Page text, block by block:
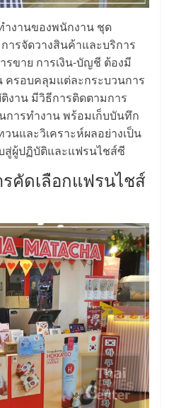
ำงานของพนักงาน ชุด
ารจัดวางสินค้าและบริการ
ขาย การเงิน-บัญชี ต้องมี
ครอบคลุมแต่ละกระบวนการ
งาน มีวิธีการติดตามการ
การทำงาน พร้อมเก็บบันทึก
นและวิเคราะห์ผลอย่างเป็น
สู่ผู้ปฏิบัติและแฟรนไชส์ซี
คัดเลือกแฟรนไชส์